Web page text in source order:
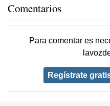
Comentarios
Para comentar es
Regístrate